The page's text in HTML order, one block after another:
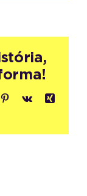
Pinterest
Vk
Xing